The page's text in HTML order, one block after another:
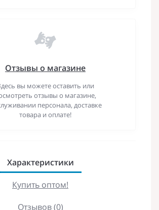
Отзывы о магазине
вы можете оставить или
отзывы о магазине,
персонала, доставке
товара и оплате!
Характеристики
Купить оптом!
Отзывов (0)